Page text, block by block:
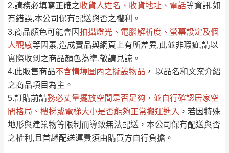
2.請務必填寫正確之收貨人姓名、收貨地址、電話等資訊,如
有錯誤,本公司保有配送與否之權利。
3.商品顏色可能會因拍攝燈光、電腦解析度、螢幕設定及個
人觀感等因素,造成實品與網頁上有所差異,此並非瑕疵,請以
實際收到之商品顏色為準,敬請見諒。
4.此販售商品不含情境圖內之擺設物品 ， 以品名和文案介紹
之商品項目為主。
5.訂購前請務必丈量擺放空間是否足夠 ，並自行確認居家空
間格局、 樓梯或電梯大小是否能夠正常搬運進入 ，若因特殊
地形與建築物等限制而導致無法配送，本公司保有配送與否
之權利,且首趟配送運費須由購買方自行負擔。
運送地區 運送費用
偏遠地區
（請先線上詢問 LINE
→@dershin ）
桃園 復興鄉
新竹
峨眉鄉、五峰鄉、
橫山、北埔鄉、尖
石鄉、寶山鄉山
區、新埔山區、芎
Line客服」來信確認商品是否有「現貨」與
「金額」。
若商品價格或庫存有異常，商家有權取消訂
單。部分網路商品恕無法更改原設計或客製，敬請
見諒！
接單後二日內(不含例假日)，我們客服會與您
電話聯絡或E-Mail通知確認訂單。
（線上客服 LINE → @dershin）
下單前先詢問是否現貨，若未詢問下單後無
全部 依評論高至低排列
依評論低至高排列 只顯示附上圖片
只顯示附上評論